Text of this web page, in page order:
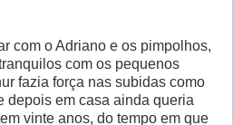
com o Adriano e os pimpolhos,
com os pequenos
fazia força nas subidas como
depois em casa ainda queria
vinte anos, do tempo em que